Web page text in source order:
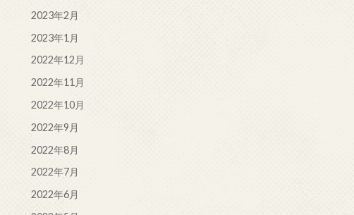
2023年2月
2023年1月
2022年12月
2022年11月
2022年10月
2022年9月
2022年8月
2022年7月
2022年6月